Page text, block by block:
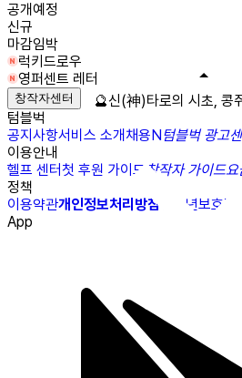
공개예정
신규
마감임박
럭키드로우
영퍼센트 레터
창작자센터
텀블벅
공지사항서비스 소개채용N텀블벅 광고
이용안내
헬프 센터첫 후원 가이드 창작자 가이드요
정책
이용약관개인정보처리방침 청소년보호정
App
🔮신(神)타로의 시초, 콩